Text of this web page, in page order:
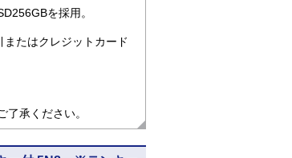
を採用。
たはクレジットカード
承ください。